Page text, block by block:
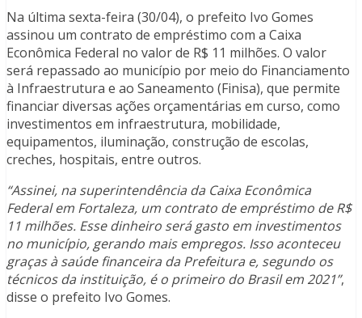
Na última sexta-feira (30/04), o prefeito Ivo Gomes
assinou um contrato de empréstimo com a Caixa
Econômica Federal no valor de R$ 11 milhões. O valor
será repassado ao município por meio do Financiamento
à Infraestrutura e ao Saneamento (Finisa), que permite
financiar diversas ações orçamentárias em curso, como
investimentos em infraestrutura, mobilidade,
equipamentos, iluminação, construção de escolas,
creches, hospitais, entre outros.
“Assinei, na superintendência da Caixa Econômica
Federal em Fortaleza, um contrato de empréstimo de R$
11 milhões. Esse dinheiro será gasto em investimentos
no município, gerando mais empregos. Isso aconteceu
graças à saúde financeira da Prefeitura e, segundo os
técnicos da instituição, é o primeiro do Brasil em 2021”,
disse o prefeito Ivo Gomes.